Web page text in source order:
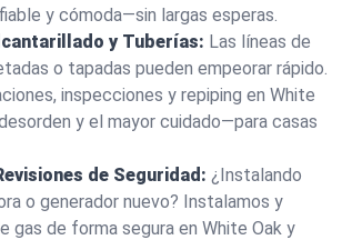
y cómoda—sin largas esperas.
y Tuberías: Las líneas de
o tapadas pueden empeorar rápido.
inspecciones y repiping en White
y el mayor cuidado—para casas
de Seguridad: ¿Instalando
o generador nuevo? Instalamos y
gas de forma segura en White Oak y